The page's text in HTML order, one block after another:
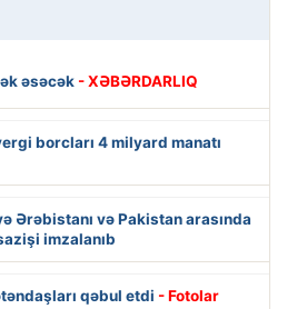
əsəcək - XƏBƏRDARLIQ
borcları 4 milyard manatı
Ərəbistanı və Pakistan arasında
imzalanıb
qəbul etdi - Fotolar